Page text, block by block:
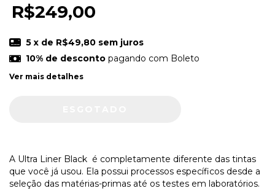
R$249,00
5 x de R$49,80 sem juros
10% de descontopagando com Boleto
Ver mais detalhes
A Ultra Liner Black é completamente diferente das tintas
que você já usou. Ela possui processos específicos desde a
seleção das matérias-primas até os testes em laboratórios.